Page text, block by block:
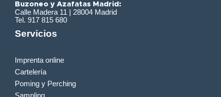
Buzoneo y Azafatas Madrid:
Calle Madera 11 | 28004 Madrid
Tel. 917 815 680
Servicios
Imprenta online
Cartelería
Poming y Perching
Sampling